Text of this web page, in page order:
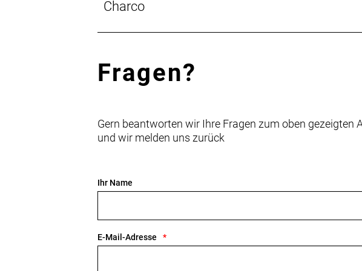
Charco
Fragen?
Gern beantworten wir Ihre Fragen zum oben gezeigten
und wir melden uns zurück
Ihr Name
E-Mail-Adresse